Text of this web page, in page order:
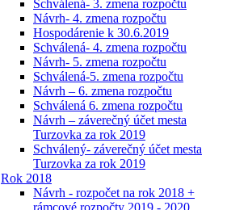
Schválená- 3. zmena rozpočtu
Návrh- 4. zmena rozpočtu
Hospodárenie k 30.6.2019
Schválená- 4. zmena rozpočtu
Návrh- 5. zmena rozpočtu
Schválená-5. zmena rozpočtu
Návrh – 6. zmena rozpočtu
Schválená 6. zmena rozpočtu
Návrh – záverečný účet mesta
Turzovka za rok 2019
Schválený- záverečný účet mesta
Turzovka za rok 2019
Rok 2018
Návrh - rozpočet na rok 2018 +
rámcové rozpočty 2019 - 2020